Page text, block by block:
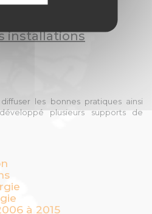
installations
les bonnes pratiques ainsi
plusieurs supports de
à 2015